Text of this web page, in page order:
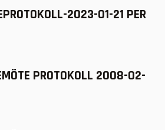
2023-01-21 PER
PROTOKOLL 2008-02-